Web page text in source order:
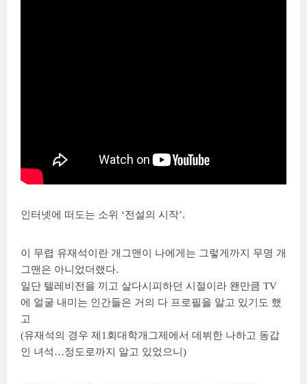
인터넷에 떠도는 소위 ‘전설의 시작’.
이 무렵 유재석이란 개그맨이 나에게는 그렇게까지 무명 개
그맨은 아니었더랬다.
일단 텔레비전을 끼고 살다시피하던 시절이라 왠만큼 TV
에 얼굴 내미는 인간들은 거의 다 프로필을 알고 있기도 했
고
(유재석의 경우 제1회대학개그제에서 데뷔한 나하고 동갑
인 녀석…정도로까지 알고 있었으니)